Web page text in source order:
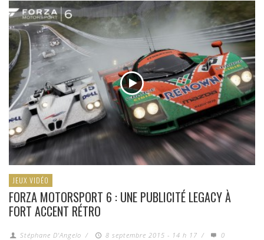
JEUX VIDÉO
FORZA MOTORSPORT 6 : UNE PUBLICITÉ LEGACY À
FORT ACCENT RÉTRO
Stéphane D'Angelo / 8 septembre 2015 - 14 h 17 / 0